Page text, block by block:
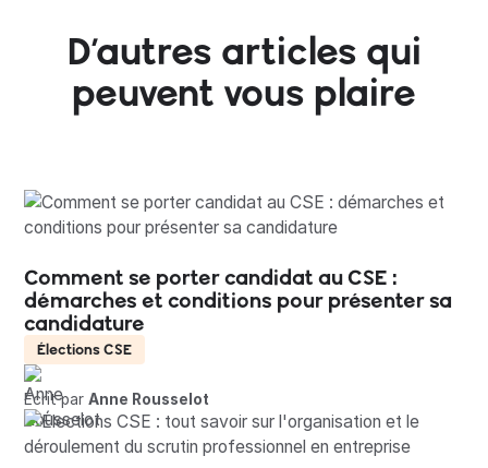
D’autres articles qui
peuvent vous plaire
Comment se porter candidat au CSE :
démarches et conditions pour présenter sa
candidature
Élections CSE
Écrit parAnne Rousselot